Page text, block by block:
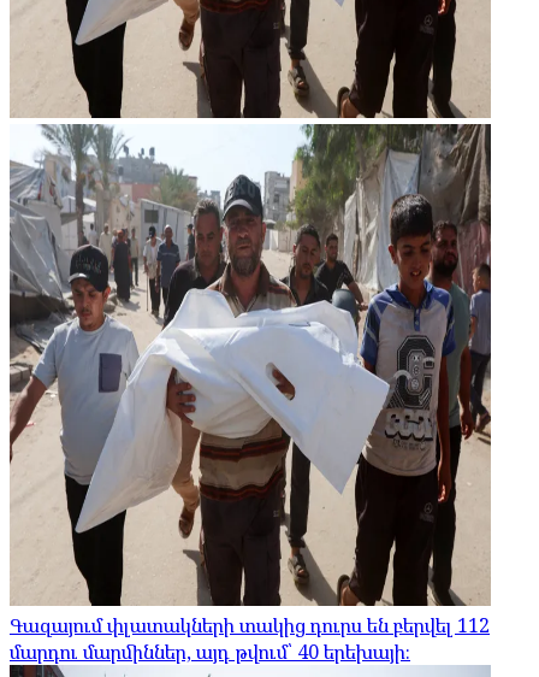
Գազայում փլատակների տակից դուրս են բերվել 112
մարդու մարմիններ, այդ թվում՝ 40 երեխայի։